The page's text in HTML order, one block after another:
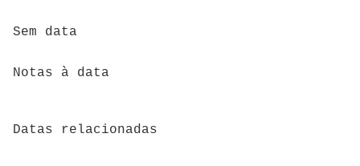
Sem data
Notas à data
Datas relacionadas